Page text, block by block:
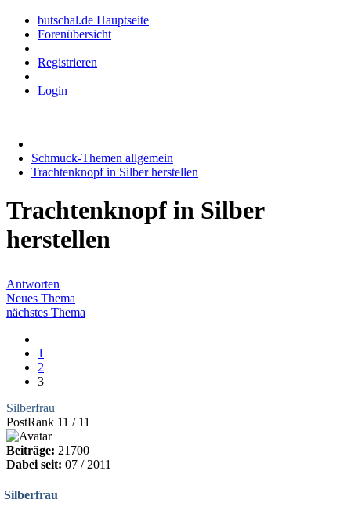
butschal.de Hauptseite
Forenübersicht
Registrieren
Login
Schmuck-Themen allgemein
Trachtenknopf in Silber herstellen
Trachtenknopf in Silber
herstellen
Antworten
Neues Thema
nächstes Thema
1
2
3
Silberfrau
PostRank 11 / 11
Beiträge: 21700
Dabei seit: 07 / 2011
Silberfrau